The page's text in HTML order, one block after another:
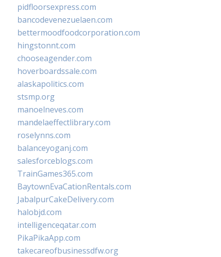
pidfloorsexpress.com
bancodevenezuelaen.com
bettermoodfoodcorporation.com
hingstonnt.com
chooseagender.com
hoverboardssale.com
alaskapolitics.com
stsmp.org
manoelneves.com
mandelaeffectlibrary.com
roselynns.com
balanceyoganj.com
salesforceblogs.com
TrainGames365.com
BaytownEvaCationRentals.com
JabalpurCakeDelivery.com
halobjd.com
intelligenceqatar.com
PikaPikaApp.com
takecareofbusinessdfw.org